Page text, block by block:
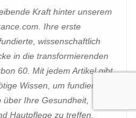
Kraft hinter unserem
Ihre erste
wissenschaftlich
in die transformierenden
60. Mit jedem Artikel gibt
Wissen, um fundierte
über Ihre Gesundheit,
Hautpflege zu treffen.